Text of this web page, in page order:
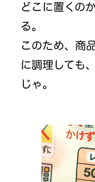
どこに置くの
る。
このため、商
に調理しても
じゃ。